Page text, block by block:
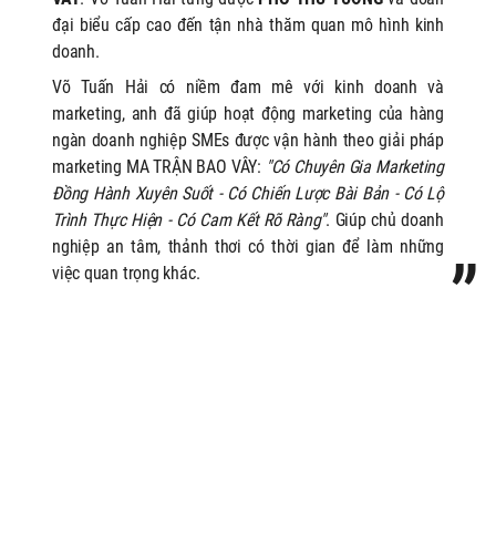
đại biểu cấp cao đến tận nhà thăm quan mô hình kinh
doanh.
Võ Tuấn Hải có niềm đam mê với kinh doanh và
marketing, anh đã giúp hoạt động marketing của hàng
ngàn doanh nghiệp SMEs được vận hành theo giải pháp
marketing MA TRẬN BAO VÂY: "Có Chuyên Gia Marketing
Đồng Hành Xuyên Suốt - Có Chiến Lược Bài Bản - Có Lộ
Trình Thực Hiện - Có Cam Kết Rõ Ràng". Giúp chủ doanh
nghiệp an tâm, thảnh thơi có thời gian để làm những
việc quan trọng khác.